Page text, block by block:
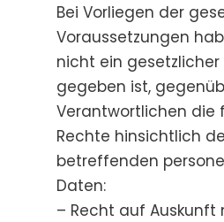
Bei Vorliegen der
Voraussetzungen
nicht ein
gegeben ist,
Verantwortlichen die
Rechte hinsichtlich
betreffenden
Daten:
– Recht auf Auskunft